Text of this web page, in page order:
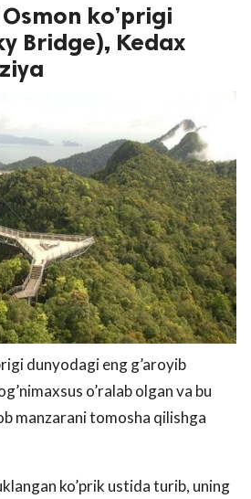
ko’prigi
Bridge), Kedax
dunyodagi eng g’aroyib
o’ralab olgan va bu
manzarani tomosha qilishga
ko’prik ustida turib, uning